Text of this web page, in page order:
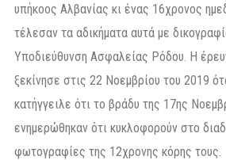
υπήκοος Αλβανίας κι ένας 16χρονος
τέλεσαν τα αδικήματα αυτά με
Υποδιεύθυνση Ασφαλείας Ρόδου. Η
ξεκίνησε στις 22 Νοεμβρίου του 2019
κατήγγειλε ότι το βράδυ της 17ης
ενημερώθηκαν ότι κυκλοφορούν στο
φωτογραφίες της 12χρονης κόρης τους.